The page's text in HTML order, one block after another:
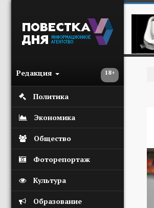
18+
Редакция
Политика
Экономика
Общество
Фоторепортаж
Культура
Образование